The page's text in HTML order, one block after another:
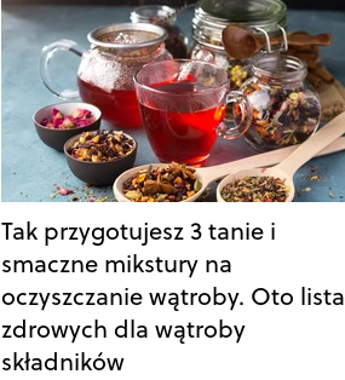
Tak przygotujesz 3 tanie i
smaczne mikstury na
oczyszczanie wątroby. Oto lista
zdrowych dla wątroby
składników